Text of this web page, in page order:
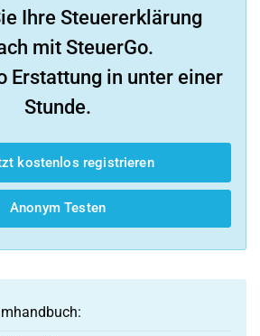
Ihre Steuererklärung
mit SteuerGo.
Erstattung in unter einer
Stunde.
kostenlos registrieren
Anonym Testen